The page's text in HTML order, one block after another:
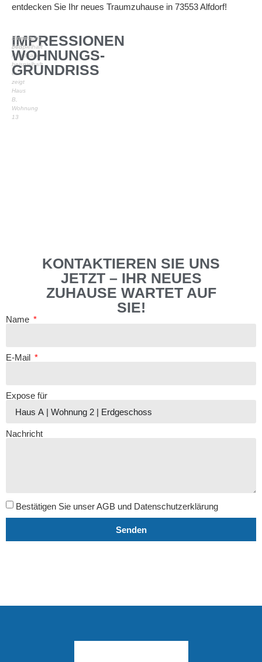
entdecken Sie Ihr neues Traumzuhause in 73553 Alfdorf!
IMPRESSIONEN
Hinweis:
360°-
Rundgang
beispielhaft,
er
zeigt
Haus
B,
Wohnung
13
Einrichtung
beispielhaft
WOHNUNGS-
GRUNDRISS
KONTAKTIEREN SIE UNS
JETZT – IHR NEUES
ZUHAUSE WARTET AUF
SIE!
Name
E-Mail
Expose für
Nachricht
Bestätigen Sie unser AGB und Datenschutzerklärung
Senden